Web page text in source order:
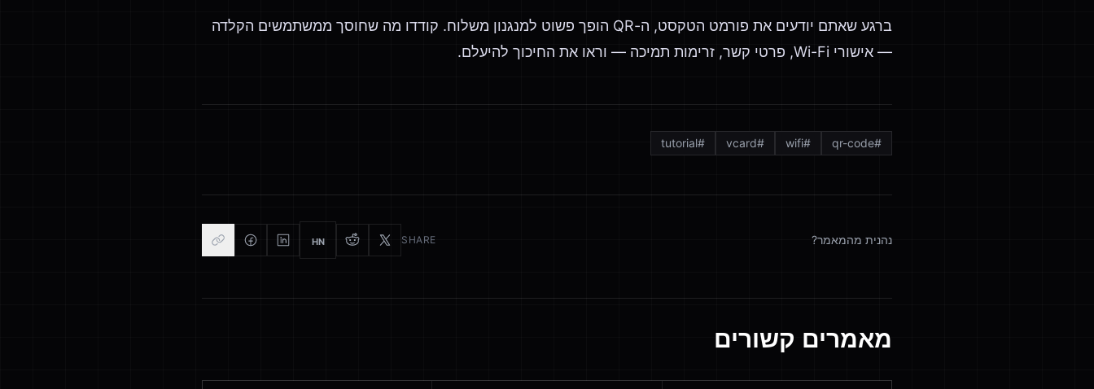
ברגע שאתם יודעים את פורמט הטקסט, ה-QR הופך פשוט למנגנון משלוח. קודדו מה שחוסך ממשתמשים הקלדה
— אישורי Wi-Fi, פרטי קשר, זרימות תמיכה — וראו את החיכוך להיעלם.
#
qr-code
#
wifi
#
vcard
#
tutorial
נהנית מהמאמר? SHARE
HN
מאמרים קשורים